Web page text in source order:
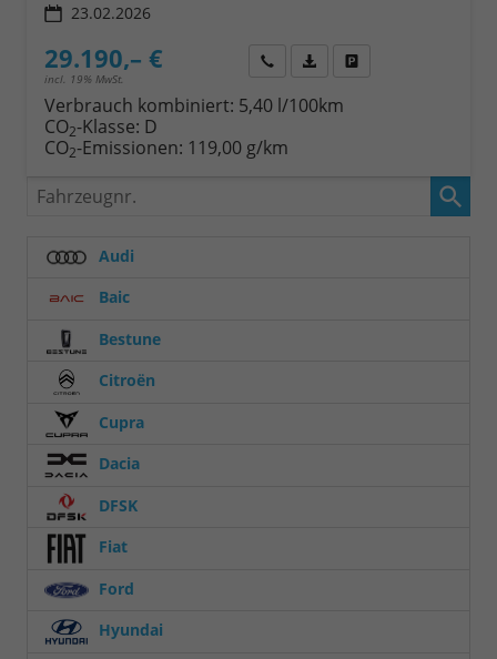
23.02.2026
29.190,– €
incl. 19% MwSt.
Wir rufen Sie anFahrzeugexposé (PDF)
Verbrauch kombiniert: 5,40 l/100km
CO2-Klasse: D
CO2-Emissionen: 119,00 g/km
Fahrzeugnr.
Audi
Baic
Bestune
Citroën
Cupra
Dacia
DFSK
Fiat
Ford
Hyundai